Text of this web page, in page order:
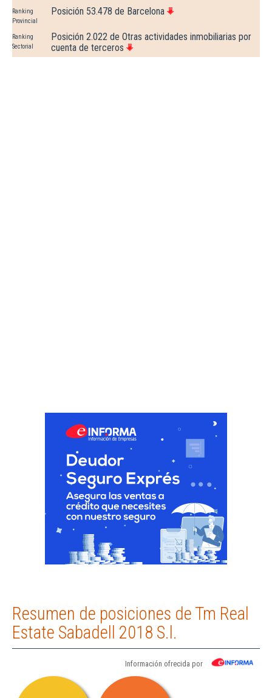
Ranking
Provincial
Posición 53.478 de Barcelona
Ranking
Sectorial
Posición 2.022 de Otras actividades inmobiliarias por
cuenta de terceros
Resumen de posiciones de Tm Real
Estate Sabadell 2018 S.l.
Información ofrecida por